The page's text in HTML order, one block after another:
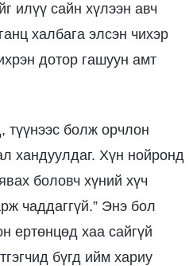
илүү сайн хүлээн авч
халбага элсэн чихэр
дотор гашуун амт
түүнээс болж орчлон
хандуулдаг. Хүн нойронд
боловч хүний хүч
чаддаггүй.” Энэ бол
ертөнцөд хаа сайгүй
бүгд ийм хариу